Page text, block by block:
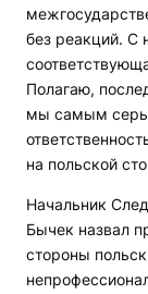
без реакций. С
Полагаю,
мы самым
на польской
Начальник
Бычек назвал
стороны